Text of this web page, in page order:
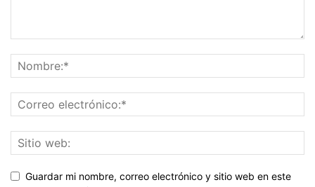
Guardar mi nombre, correo electrónico y sitio web en este